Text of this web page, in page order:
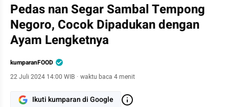
Pedas nan Segar Sambal Tempong
Negoro, Cocok Dipadukan dengan
Ayam Lengketnya
kumparanFOOD
22 Juli 2024 14:00 WIB · waktu baca 4 menit
Ikuti kumparan di Google